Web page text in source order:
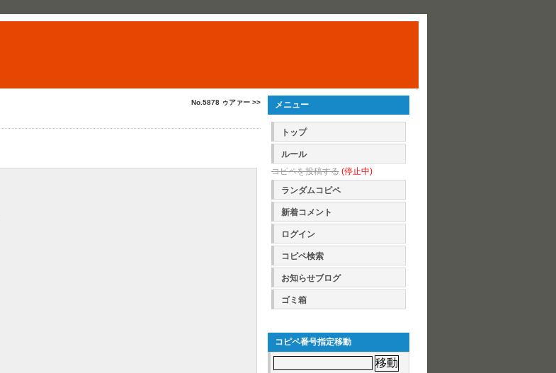
No.5878 ゥアァー >> メニュー
トップ
ルール
コピペを投稿する (停止中)
ランダムコピペ
新着コメント
ログイン
コピペ検索
お知らせブログ
ゴミ箱
コピペ番号指定移動